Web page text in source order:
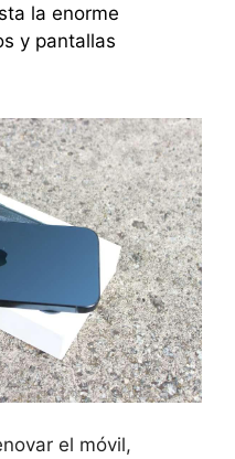
la enorme
y pantallas
el móvil,